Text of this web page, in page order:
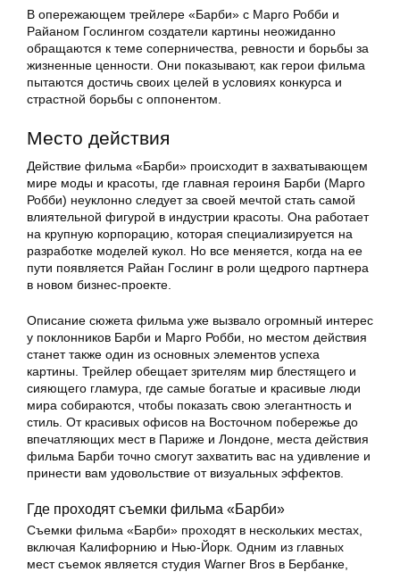
В опережающем трейлере «Барби» с Марго Робби и
Райаном Гослингом создатели картины неожиданно
обращаются к теме соперничества, ревности и борьбы за
жизненные ценности. Они показывают, как герои фильма
пытаются достичь своих целей в условиях конкурса и
страстной борьбы с оппонентом.
Место действия
Действие фильма «Барби» происходит в захватывающем
мире моды и красоты, где главная героиня Барби (Марго
Робби) неуклонно следует за своей мечтой стать самой
влиятельной фигурой в индустрии красоты. Она работает
на крупную корпорацию, которая специализируется на
разработке моделей кукол. Но все меняется, когда на ее
пути появляется Райан Гослинг в роли щедрого партнера
в новом бизнес-проекте.
Описание сюжета фильма уже вызвало огромный интерес
у поклонников Барби и Марго Робби, но местом действия
станет также один из основных элементов успеха
картины. Трейлер обещает зрителям мир блестящего и
сияющего гламура, где самые богатые и красивые люди
мира собираются, чтобы показать свою элегантность и
стиль. От красивых офисов на Восточном побережье до
впечатляющих мест в Париже и Лондоне, места действия
фильма Барби точно смогут захватить вас на удивление и
принести вам удовольствие от визуальных эффектов.
Где проходят съемки фильма «Барби»
Съемки фильма «Барби» проходят в нескольких местах,
включая Калифорнию и Нью-Йорк. Одним из главных
мест съемок является студия Warner Bros в Бербанке,